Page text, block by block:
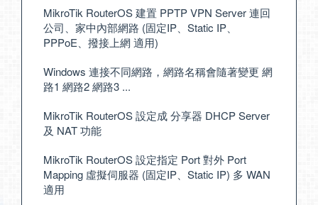
MikroTik RouterOS 建置 PPTP VPN Server 連回
公司、家中內部網路 (固定IP、Static IP、
PPPoE、撥接上網 適用)
Windows 連接不同網路，網路名稱會隨著變更 網
路1 網路2 網路3 ...
MikroTik RouterOS 設定成 分享器 DHCP Server
及 NAT 功能
MikroTik RouterOS 設定指定 Port 對外 Port
Mapping 虛擬伺服器 (固定IP、Static IP) 多 WAN
適用